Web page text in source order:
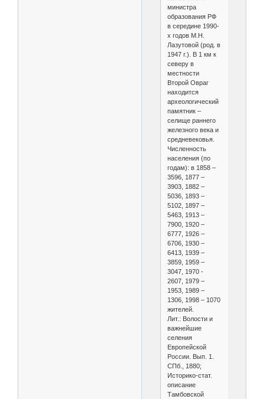
министра
образования РФ
в середине 1990-
х годов М.Н.
Лазутовой (род. в
1947 г.). В 1 км к
северу в
местности
Второй Овраг
находится
археологический
памятник –
селище раннего
железного века и
средневековья.
Численность
населения (по
годам): в 1858 –
3596, 1877 –
3903, 1882 –
5036, 1893 –
5102, 1897 –
5463, 1913 –
7900, 1920 –
6777, 1926 –
6706, 1930 –
6413, 1939 –
3859, 1959 –
3047, 1970 -
2607, 1979 –
1953, 1989 –
1306, 1998 – 1070
жителей.
Лит.: Волости и
важнейшие
селения
Европейской
России. Вып. 1.
СПб., 1880;
Историко-стат.
описание
Тамбовской